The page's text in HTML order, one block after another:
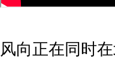
风向正在同时